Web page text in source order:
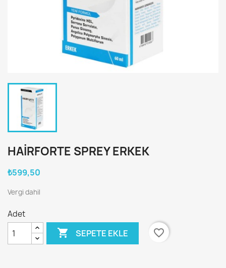
HAIRFORTE SPREY ERKEK
₺599,50
Vergi dahil
Adet
 SEPETE EKLE favorite_border